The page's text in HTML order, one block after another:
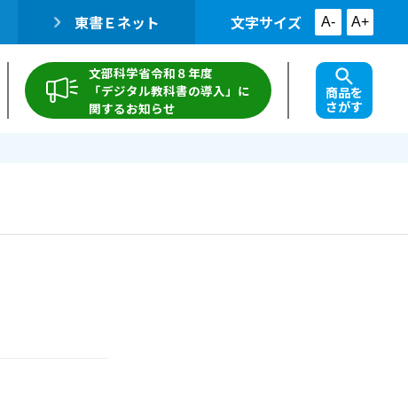
東書Ｅネット 文字サイズ A- A+
文部科学省令和８年度
「デジタル教科書の導入」に
関するお知らせ
商品を
さがす